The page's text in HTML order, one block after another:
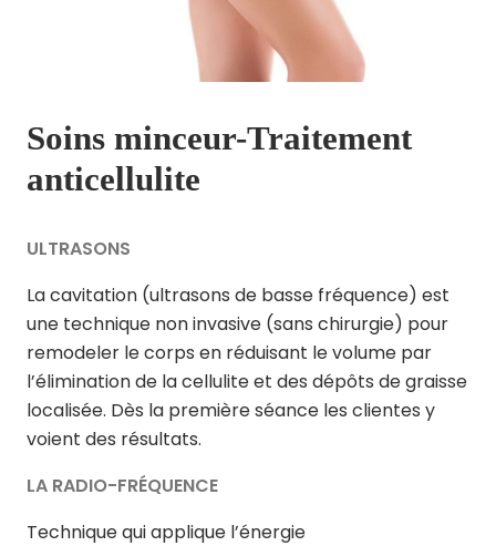
Soins minceur-Traitement
anticellulite
ULTRASONS
La cavitation (ultrasons de basse fréquence) est
une technique non invasive (sans chirurgie) pour
remodeler le corps en réduisant le volume par
l’élimination de la cellulite et des dépôts de graisse
localisée. Dès la première séance les clientes y
voient des résultats.
LA RADIO-FRÉQUENCE
Technique qui applique l’énergie